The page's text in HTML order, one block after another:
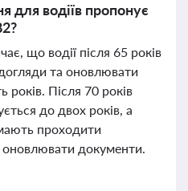
для водіїв пропонує
що водії після 65 років
та оновлювати
років. Після 70 років
до двох років, а
проходити
документи.